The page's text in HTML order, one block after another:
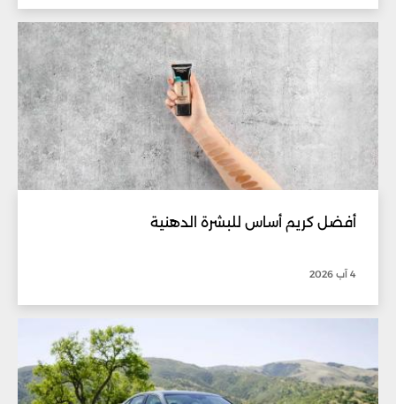
أفضل كريم أساس للبشرة الدهنية
4 آب 2026